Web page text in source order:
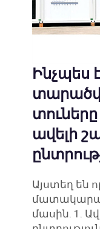
Ինչպես
ավելի
Այստեղ են
մասին. 1.